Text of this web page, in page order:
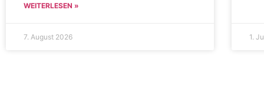
WEITERLESEN »
7. August 2026 1.